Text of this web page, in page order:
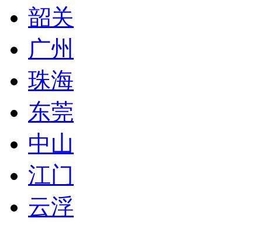
韶关
广州
珠海
东莞
中山
江门
云浮